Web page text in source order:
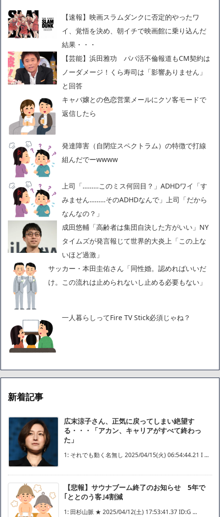
【速報】映画スラムダンクに否定的やったワ
イ、覚悟を決め、朝イチで映画館に乗り込んだ
結果・・・
【芸能】浜田雅功 パパ活不倫報道もCM契約は
ノーダメージ！くら寿司は「影響ありません」
と回答
キャバ嬢との色恋営業メールにクソ客モードで
返信したら
発達障害（自閉症スペクトラム）の特徴で打線
組んだでーwwww
上司「………このミス何回目？」ADHDワイ「す
みません………そのADHDなんで」上司「だから
なんなの？」
成田悠輔「高齢者は集団自決した方がいい」NY
タイムズが発言報じて世界的大炎上「この上な
いほど過激」
サッカー・本田圭佑さん「同性婚。認めればいいだ
け。この流れは止められないし止める必要もない」
一人暮らしってFire TV Stick必須じゃね？
新着記事
広末涼子さん、正気に戻ってしまい絶望す
る・・・「アカン、キャリアがすべて終わっ
た」
1: それでも動く名無し 2025/04/15(火) 06:54:44.21 I ...
【悲報】サウナブーム終了のお知らせ 5年で
｢ととのう客｣4割減
1: 田杉山脈 ★ 2025/04/12(土) 17:53:41.37 ID:G ...